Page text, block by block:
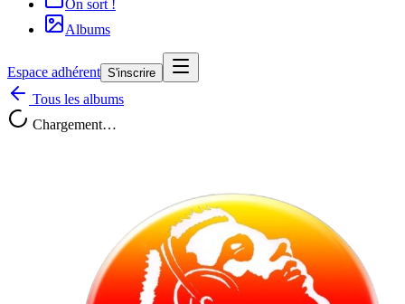
On sort !
Albums
Espace adhérent S'inscrire
Tous les albums
Chargement…